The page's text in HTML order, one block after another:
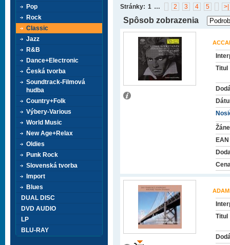
Stránky: 1 2 3 4 5
… >|
Spôsob zobrazenia
Titul
EAN
Titul
Pop
Rock
Classic
Jazz
R&B
Dance+Electronic
Česká tvorba
Soundtrack-Filmová
hudba
Country+Folk
Výbery-Various
World Music
New Age+Relax
Oldies
Punk Rock
Slovenská tvorba
Import
Blues
DUAL DISC
DVD AUDIO
LP
BLU-RAY